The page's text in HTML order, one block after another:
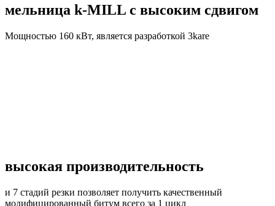
мельница k-MILL с высоким сдвигом
Мощностью 160 кВт, является разработкой 3kare
высокая производительность
и 7 стадий резки позволяет получить качественный
модифицированный битум всего за 1 цикл